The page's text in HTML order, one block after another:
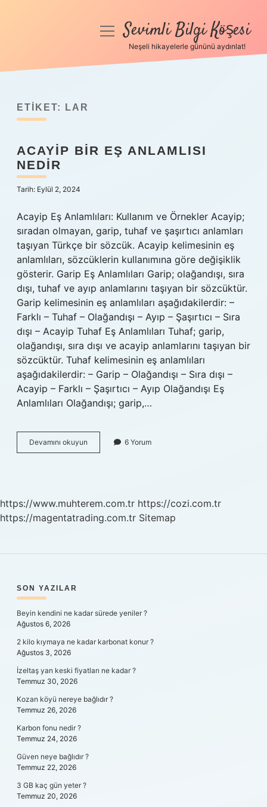
Anasayfa
Yasal Uyarı
Hakkımızda
menüyüSevimli Bilgi Köşesi
Neşeli hikayelerle gününü aydınlat!
ETIKET: LAR
ACAYIP BIR EŞ ANLAMLISI
NEDIR
Tarih: Eylül 2, 2024
Acayip Eş Anlamlıları: Kullanım ve Örnekler Acayip;
sıradan olmayan, garip, tuhaf ve şaşırtıcı anlamları
taşıyan Türkçe bir sözcük. Acayip kelimesinin eş
anlamlıları, sözcüklerin kullanımına göre değişiklik
gösterir. Garip Eş Anlamlıları Garip; olağandışı, sıra
dışı, tuhaf ve ayıp anlamlarını taşıyan bir sözcüktür.
Garip kelimesinin eş anlamlıları aşağıdakilerdir: –
Farklı – Tuhaf – Olağandışı – Ayıp – Şaşırtıcı – Sıra
dışı – Acayip Tuhaf Eş Anlamlıları Tuhaf; garip,
olağandışı, sıra dışı ve acayip anlamlarını taşıyan bir
sözcüktür. Tuhaf kelimesinin eş anlamlıları
aşağıdakilerdir: – Garip – Olağandışı – Sıra dışı –
Acayip – Farklı – Şaşırtıcı – Ayıp Olağandışı Eş
Anlamlıları Olağandışı; garip,…
Devamını okuyun
bir
6 Yorum
https://www.muhterem.com.tr https://cozi.com.tr
https://magentatrading.com.tr Sitemap
SIDEBAR
SON YAZILAR
Beyin kendini ne kadar sürede yeniler ?
Ağustos 6, 2026
2 kilo kıymaya ne kadar karbonat konur ?
Ağustos 3, 2026
İzeltaş yan keski fiyatları ne kadar ?
Temmuz 30, 2026
Kozan köyü nereye bağlıdır ?
Temmuz 26, 2026
Karbon fonu nedir ?
Temmuz 24, 2026
Güven neye bağlıdır ?
Temmuz 22, 2026
3 GB kaç gün yeter ?
Temmuz 20, 2026